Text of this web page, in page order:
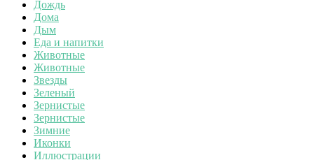
Дождь
Дома
Дым
Еда и напитки
Животные
Животные
Звезды
Зеленый
Зернистые
Зернистые
Зимние
Иконки
Иллюстрации